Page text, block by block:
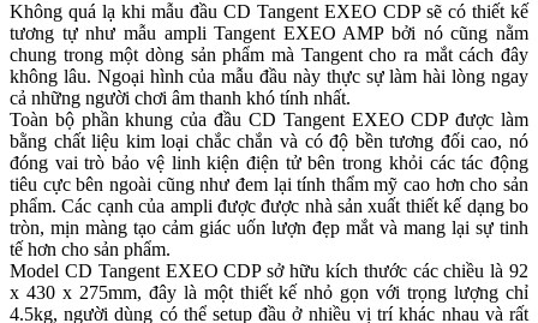
Không quá lạ khi mẫu đầu CD Tangent EXEO CDP sẽ có thiết kế
tương tự như mẫu ampli Tangent EXEO AMP bởi nó cũng nằm
chung trong một dòng sản phẩm mà Tangent cho ra mắt cách đây
không lâu. Ngoại hình của mẫu đầu này thực sự làm hài lòng ngay
cả những người chơi âm thanh khó tính nhất.
Toàn bộ phần khung của đầu CD Tangent EXEO CDP được làm
bằng chất liệu kim loại chắc chắn và có độ bền tương đối cao, nó
đóng vai trò bảo vệ linh kiện điện tử bên trong khỏi các tác động
tiêu cực bên ngoài cũng như đem lại tính thẩm mỹ cao hơn cho sản
phẩm. Các cạnh của ampli được được nhà sản xuất thiết kế dạng bo
tròn, mịn màng tạo cảm giác uốn lượn đẹp mắt và mang lại sự tinh
tế hơn cho sản phẩm.
Model CD Tangent EXEO CDP sở hữu kích thước các chiều là 92
x 430 x 275mm, đây là một thiết kế nhỏ gọn với trọng lượng chỉ
4.5kg, người dùng có thể setup đầu ở nhiều vị trí khác nhau và rất